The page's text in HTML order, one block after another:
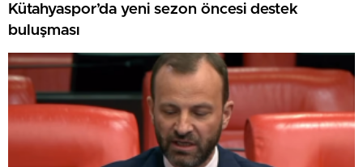
Kütahyaspor’da yeni sezon öncesi destek
buluşması